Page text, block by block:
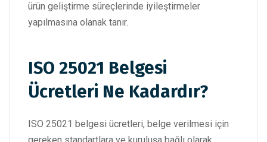
ürün geliştirme süreçlerinde iyileştirmeler
yapılmasına olanak tanır.
ISO 25021 Belgesi
Ücretleri Ne Kadardır?
ISO 25021 belgesi ücretleri, belge verilmesi için
gereken standartlara ve kuruluşa bağlı olarak